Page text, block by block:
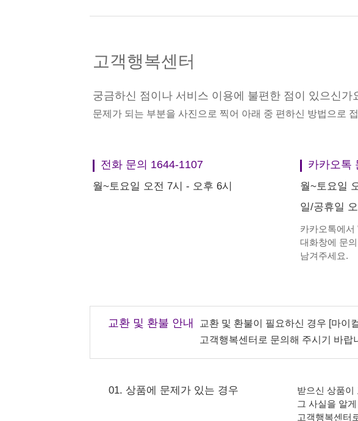
고객행복센터
궁금하신 점이나 서비스 이용에 불편한 점이 있으신가
문제가 되는 부분을 사진으로 찍어 아래 중 편하신 방법으로
전화 문의 1644-1107
월~토요일 오전 7시 - 오후 6시
카카오톡
월~토요일
일/공휴일
카카오톡에서 '
대화창에 문
남겨주세요.
교환 및 환불 안내
교환 및 환불이 필요하신 경우 [마이
고객행복센터로 문의해 주시기 바랍
01. 상품에 문제가 있는 경우
받으신 상품이
그 사실을 알
고객행복센터